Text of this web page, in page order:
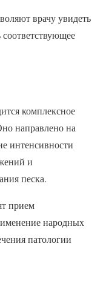
врачу увидеть
комплексное
направлено на
интенсивности
и
песка.
прием
народных
патологии